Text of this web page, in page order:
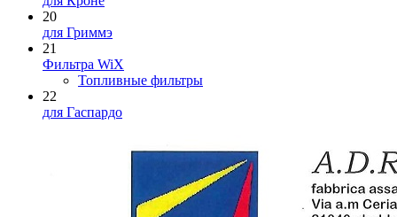
20
для Гриммэ
21
Фильтра WiX
Топливные фильтры
22
для Гаспардо